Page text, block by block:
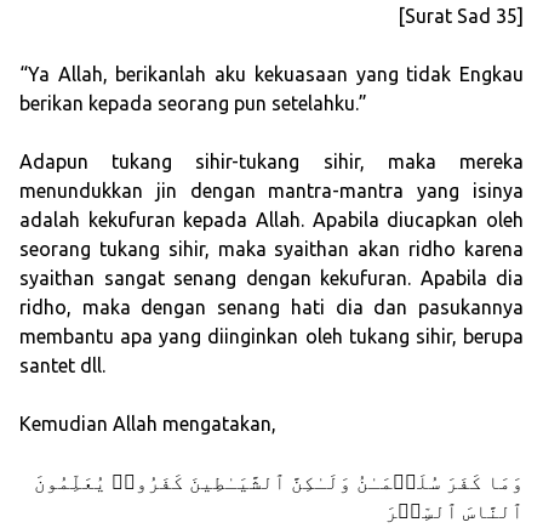
[Surat Sad 35]
“Ya Allah, berikanlah aku kekuasaan yang tidak Engkau
berikan kepada seorang pun setelahku.”
Adapun tukang sihir-tukang sihir, maka mereka
menundukkan jin dengan mantra-mantra yang isinya
adalah kekufuran kepada Allah. Apabila diucapkan oleh
seorang tukang sihir, maka syaithan akan ridho karena
syaithan sangat senang dengan kekufuran. Apabila dia
ridho, maka dengan senang hati dia dan pasukannya
membantu apa yang diinginkan oleh tukang sihir, berupa
santet dll.
Kemudian Allah mengatakan,
وَمَا كَفَرَ سُلَیۡمَـٰنُ وَلَـٰكِنَّ ٱلشَّیَـٰطِینَ كَفَرُوا۟ یُعَلِّمُونَ
ٱلنَّاسَ ٱلسِّحۡرَ